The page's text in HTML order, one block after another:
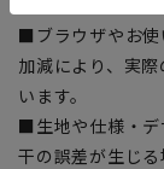
■ブラウザやお使
加減により、実
います。
■生地や仕様・デ
干の誤差が生じる